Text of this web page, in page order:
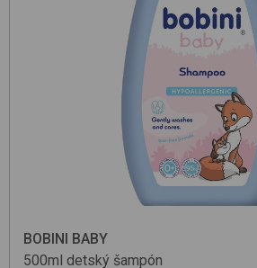
BOBINI BABY
500ml detský šampón